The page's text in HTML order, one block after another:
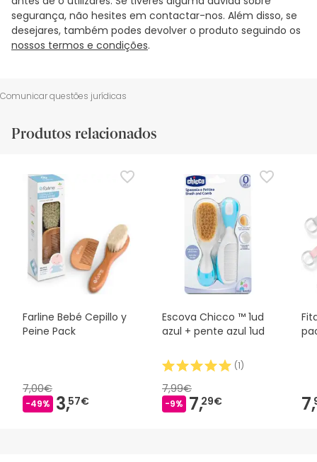
segurança, não hesites em contactar-nos. Além disso, se
desejares, também podes devolver o produto seguindo os
nossos termos e condições.
Comunicar questões jurídicas
Produtos relacionados
Farline Bebé Cepillo y
Peine Pack
7,00€
-49% 3,57€
Escova Chicco ™ 1ud
azul + pente azul 1ud
(1)
7,99€
-9% 7,29€ 7,